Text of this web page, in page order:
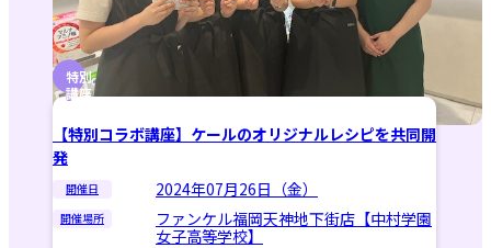
特別
講座
【特別コラボ講座】ケールのオリジナルレシピを共同開
発
開催日 2024年07月26日（金）
開催場所
ファンケル福岡天神地下街店【中村学園
女子高等学校】